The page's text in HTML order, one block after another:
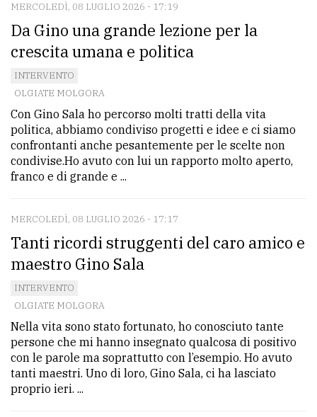
MERCOLEDÌ, 08 LUGLIO 2026 - 17:19
Da Gino una grande lezione per la
crescita umana e politica
INTERVENTO
OLGIATE MOLGORA
Con Gino Sala ho percorso molti tratti della vita
politica, abbiamo condiviso progetti e idee e ci siamo
confrontanti anche pesantemente per le scelte non
condivise.Ho avuto con lui un rapporto molto aperto,
franco e di grande e ...
MERCOLEDÌ, 08 LUGLIO 2026 - 17:17
Tanti ricordi struggenti del caro amico e
maestro Gino Sala
INTERVENTO
OLGIATE MOLGORA
Nella vita sono stato fortunato, ho conosciuto tante
persone che mi hanno insegnato qualcosa di positivo
con le parole ma soprattutto con l’esempio. Ho avuto
tanti maestri. Uno di loro, Gino Sala, ci ha lasciato
proprio ieri. ...